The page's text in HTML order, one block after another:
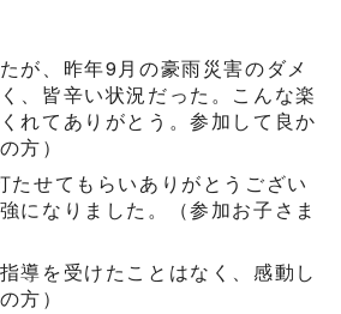
が、昨年9月の豪雨災害のダメ
、皆辛い状況だった。こんな楽
れてありがとう。参加して良か
方）
たせてもらいありがとうござい
になりました。（参加お子さま
導を受けたことはなく、感動し
方）